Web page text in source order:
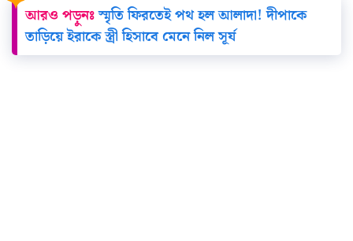
আরও পড়ুনঃস্মৃতি ফিরতেই পথ হল আলাদা! দীপাকে
তাড়িয়ে ইরাকে স্ত্রী হিসাবে মেনে নিল সূর্য